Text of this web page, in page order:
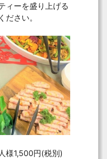
ィーを盛り上げる
ださい。
様1,500円(税別)